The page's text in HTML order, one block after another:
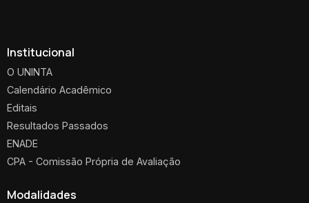
Institucional
O UNINTA
Calendário Acadêmico
Editais
Resultados Passados
ENADE
CPA - Comissão Própria de Avaliação
Modalidades